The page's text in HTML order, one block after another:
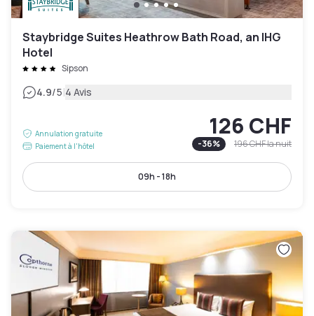
Staybridge Suites Heathrow Bath Road, an IHG
Hotel
Sipson
4.9/5|4 Avis
Annulation gratuite
Paiement à l'hôtel
126 CHF
-36% 196 CHFla nuit
09h - 18h